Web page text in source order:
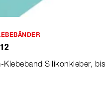
Klebeband Silikonkleber, bis